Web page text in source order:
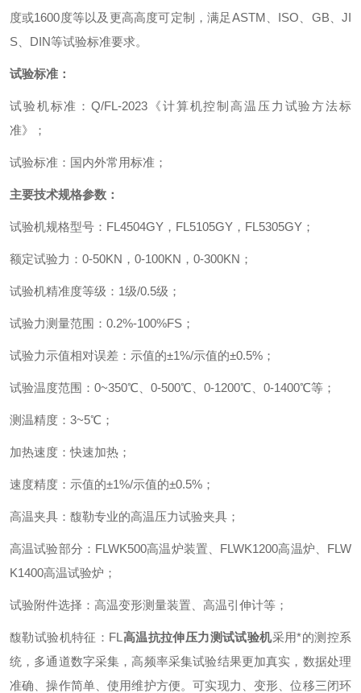
度或1600度等以及更高高度可定制，满足ASTM ISO GB 、JI
S
DIN等试验标准要求。
试验标准：
试验机标准 ：Q/FL-2023 《计算机控制高温压力试验方法标
准》
；
试验标准 ： 国内外常用标准 ；
主要技术规格参数 ：
试验机规格型号 ： FL4504GY ， FL5105GY ， FL5305GY ；
额定试验力 ： 0-50KN ， 0-100KN ， 0-300KN ；
试验机精准度等级 ： 1级/0.5级 ；
试验力测量范围 ： 0.2%-100%FS ；
试验力示值相对误差 ： 示值的±1%/示值的±0.5% ；
试验温度范围 ： 0~350℃、 0-500℃、 0-1200℃、 0-1400℃等 ；
测温精度 ： 3~5℃ ；
加热速度 ：快速加热 ；
速度精度 ： 示值的±1%/示值的±0.5% ；
高温夹具 ： 馥勒专业的高温压力试验夹具 ；
高温试验部分 ： FLWK500高温炉装置、 FLWK1200高温炉、 FLW
K1400高温试验炉 ；
试验附件选择 ： 高温变形测量装置、高温引伸计等 ；
馥勒试验机特征 ： FL 高温抗拉伸压力测试试验机采用*的测控系
统，多通道数字采集，高频率采集试验结果更加真实，数据处理
准确、操作简单、使用维护方便。可实现力、变形、位移三闭环